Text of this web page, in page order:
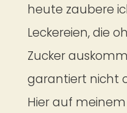
heute zaubere
Leckereien, die
Zucker
garantiert nicht
Hier auf